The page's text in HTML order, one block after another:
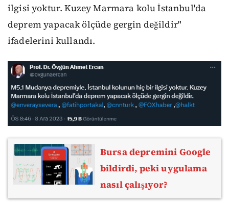
ilgisi yoktur. Kuzey Marmara kolu İstanbul'da
deprem yapacak ölçüde gergin değildir"
ifadelerini kullandı.
Bursa depremini Google
bildirdi, peki uygulama
nasıl çalışıyor?